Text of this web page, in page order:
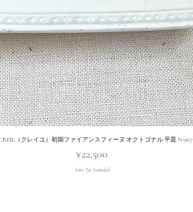
Quick View
（クレイユ）初期ファイアンスフィーヌ オクトゴナル 平皿 N-967
Price
¥22,500
Sales Tax Included